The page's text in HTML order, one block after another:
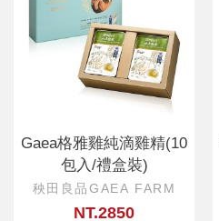
Gaea格雅雞純滴雞精(10
包入/禮盒裝)
秧田良品GAEA FARM
NT.2850